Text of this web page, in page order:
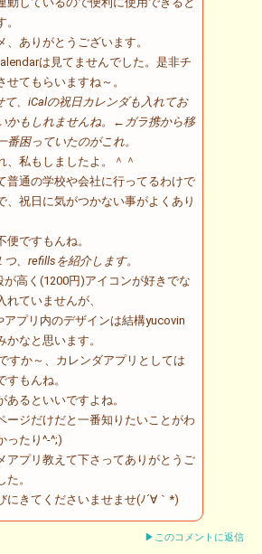
、ありがとうございます。
は見てませんでした。是非チ
せてもらいますね～。
て、iCalの祝日カレンダも入れてお
かもしれませんね。←ガラ携から移
番困っていたのがこれ。
、私もしましたよ。＾＾
普通の学校や会社に行ってるわけで
、祝日に気がつかない事がよくあり
便ですもんね。
つ、refillsを紹介します。
が高く(1200円)アイコンが好きでな
れていませんが、
アプリ内のデザインは結構yucovin
かなと思います。
すか～、カレンダアプリとしては
すもんね。
あるといいですよね。
ージだけだと一番知りたいことがわ
ったり^-^;)
アプリ教えて下さってありがとうご
た。
にきてくださいませませ(ﾉ´∀｀*)
▶このコメントに返信